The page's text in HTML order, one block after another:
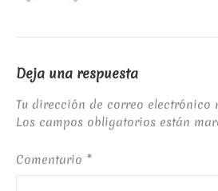
Deja una respuesta
Tu dirección de correo electrónico
Los campos obligatorios están
Comentario *